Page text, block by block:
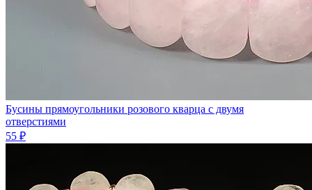
Бусины прямоугольники розового кварца с двумя
отверстиями
55 ₽